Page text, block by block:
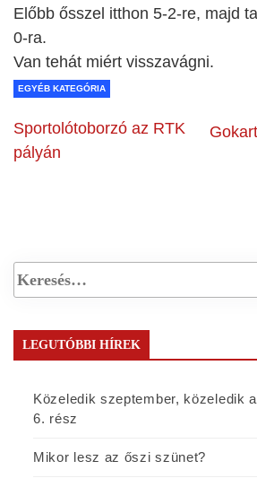
Előbb ősszel itthon 5-2-re, majd
0-ra.
Van tehát miért visszavágni.
EGYÉB KATEGÓRIA
Sportolótoborzó az RTK
pályán
LEGUTÓBBI HÍREK
Közeledik szeptember, közeledik
6. rész
Mikor lesz az őszi szünet?